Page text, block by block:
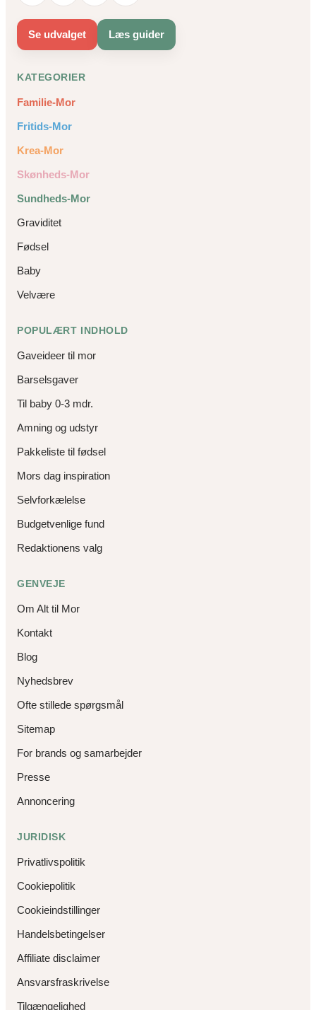
Se udvalget Læs guider
KATEGORIER
Familie-Mor
Fritids-Mor
Krea-Mor
Skønheds-Mor
Sundheds-Mor
Graviditet
Fødsel
Baby
Velvære
POPULÆRT INDHOLD
Gaveideer til mor
Barselsgaver
Til baby 0-3 mdr.
Amning og udstyr
Pakkeliste til fødsel
Mors dag inspiration
Selvforkælelse
Budgetvenlige fund
Redaktionens valg
GENVEJE
Om Alt til Mor
Kontakt
Blog
Nyhedsbrev
Ofte stillede spørgsmål
Sitemap
For brands og samarbejder
Presse
Annoncering
JURIDISK
Privatlivspolitik
Cookiepolitik
Cookieindstillinger
Handelsbetingelser
Affiliate disclaimer
Ansvarsfraskrivelse
Tilgængelighed